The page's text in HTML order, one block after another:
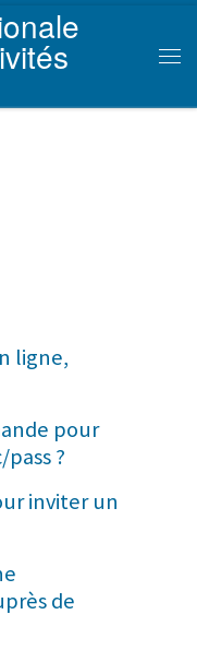
ligne,
pour
?
inviter un
de